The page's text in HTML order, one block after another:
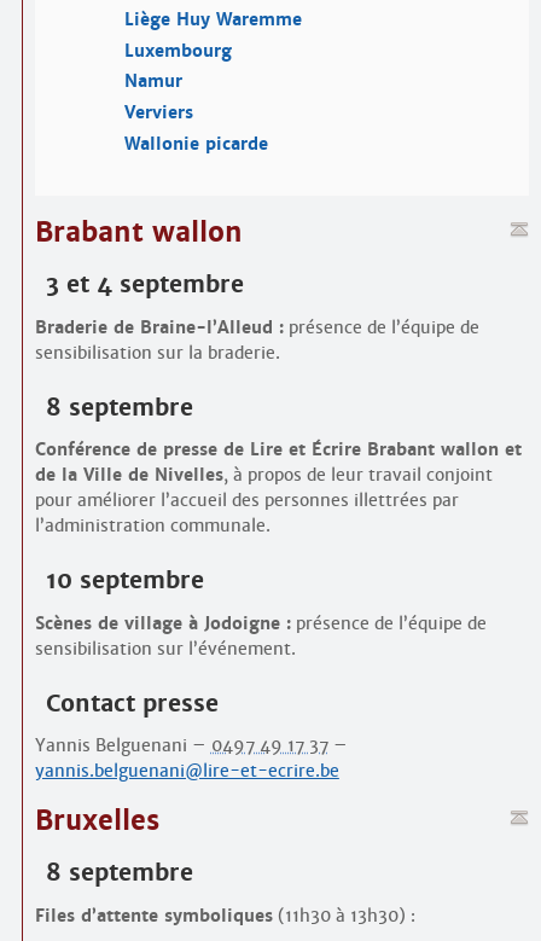
Liège Huy Waremme
Luxembourg
Namur
Verviers
Wallonie picarde
Brabant wallon
3 et 4 septembre
Braderie de Braine-l’Alleud :présence de l’équipe de
sensibilisation sur la braderie.
8 septembre
Conférence de presse de Lire et Écrire Brabant wallon et
de la Ville de Nivelles, à propos de leur travail conjoint
pour améliorer l’accueil des personnes illettrées par
l’administration communale.
10 septembre
Scènes de village à Jodoigne :présence de l’équipe de
sensibilisation sur l’événement.
Contact presse
Yannis Belguenani – 0497 49 17 37–
yannis.belguenani@lire-et-ecrire.be
Bruxelles
8 septembre
Files d’attente symboliques(11h30 à 13h30) :